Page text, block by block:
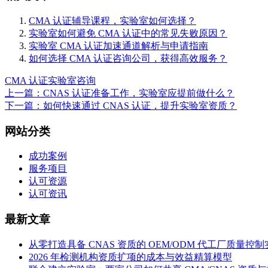
CMA 认证辅导课程，实验室如何选择？
实验室如何避免 CMA 认证中的常见失败原因？
实验室 CMA 认证加速通道解析与申请指南
如何选择 CMA 认证咨询公司，获得高效服务？
CMA 认证实验室咨询
上一篇：CNAS 认证准备工作，实验室应提前做什么？
下一篇：如何快速通过 CNAS 认证，提升实验室资质？
网站分类
成功案例
服务项目
认可资源
认可资讯
最新文章
从零打造具备 CNAS 资质的 OEM/ODM 代工厂质量控制
2026 年检测机构资质扩项的成本与效益精算模型